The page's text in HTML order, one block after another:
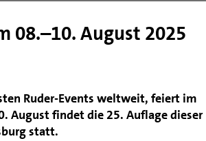
08.–10. August 2025
Ruder-Events weltweit, feiert im
August findet die 25. Auflage dieser
statt.